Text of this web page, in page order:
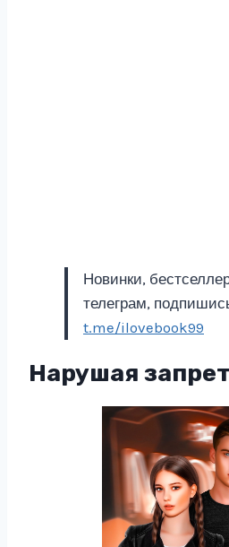
Новинки,
телеграм,
t.me/ilovebook99
Нарушая